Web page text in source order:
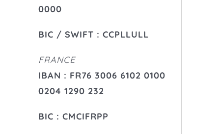
0000
BIC / SWIFT : CCPLLULL
FRANCE
IBAN : FR76 3006 6102 0100
0204 1290 232
BIC : CMCIFRPP